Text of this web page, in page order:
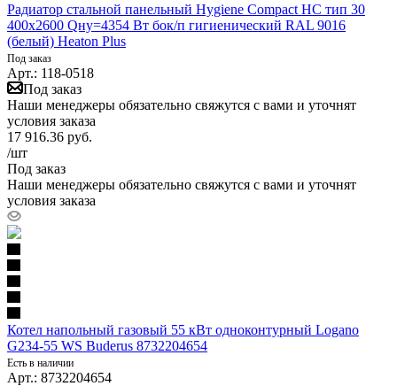
Радиатор стальной панельный Hygiene Compact HC тип 30
400х2600 Qну=4354 Вт бок/п гигиенический RAL 9016
(белый) Heaton Plus
Под заказ
Арт.: 118-0518
Под заказ
Наши менеджеры обязательно свяжутся с вами и уточнят
условия заказа
17 916.36 руб.
/шт
Под заказ
Наши менеджеры обязательно свяжутся с вами и уточнят
условия заказа
Котел напольный газовый 55 кВт одноконтурный Logano
G234-55 WS Buderus 8732204654
Есть в наличии
Арт.: 8732204654